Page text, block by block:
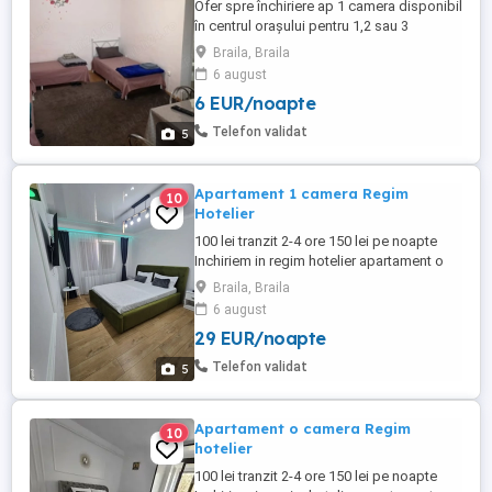
5
Ofer spre închiriere ap 1 camera disponibil
în centrul orașului pentru 1,2 sau 3
persoane (putem caza mai multe
persoane in locații alăturate).
Apartamentul dispune de toate condițiile
necesare, Aer Conditionat , CT, mașina de
spălat rufe, bucătărie utilata, wifi gratuit,
Braila, Braila
6 august
6 EUR/noapte
Telefon validat
5
10
Apartament 1 camera Regim
Hotelier
100 lei tranzit 2-4 ore 150 lei pe noapte
Inchiriem in regim hotelier apartament o
camera,recent renovat(totul nou) ,complet
utilat cu tot ce este necesar pentru o
sedere reusita! -Centrala termică -Ac -
Mașina de spalat rufe -Frigider -Plita -
Cuptor electric -Cuptor microunde -TV -
Braila, Braila
6 august
29 EUR/noapte
Telefon validat
10
Apartament o camera Regim
hotelier
100 lei tranzit 2-4 ore 150 lei pe noapte